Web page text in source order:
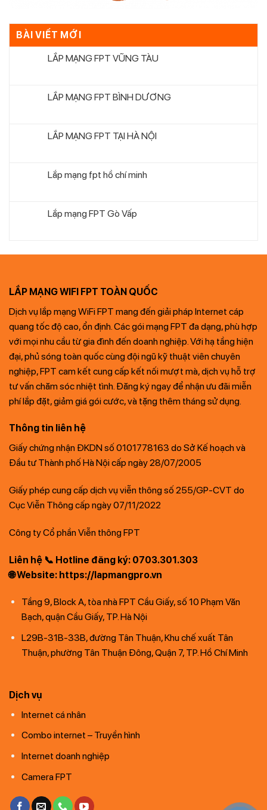
BÀI VIẾT MỚI
LẮP MẠNG FPT VŨNG TÀU
LẮP MẠNG FPT BÌNH DƯƠNG
LẮP MẠNG FPT TẠI HÀ NỘI
Lắp mạng fpt hồ chí minh
Lắp mạng FPT Gò Vấp
LẮP MẠNG WIFI FPT TOÀN QUỐC
Dịch vụ lắp mạng WiFi FPT mang đến giải pháp Internet cáp
quang tốc độ cao, ổn định. Các gói mạng FPT đa dạng, phù hợp
với mọi nhu cầu từ gia đình đến doanh nghiệp. Với hạ tầng hiện
đại, phủ sóng toàn quốc cùng đội ngũ kỹ thuật viên chuyên
nghiệp, FPT cam kết cung cấp kết nối mượt mà, dịch vụ hỗ trợ
tư vấn chăm sóc nhiệt tình. Đăng ký ngay để nhận ưu đãi miễn
phí lắp đặt, giảm giá gói cước, và tặng thêm tháng sử dụng.
Thông tin liên hệ
Giấy chứng nhận ĐKDN số 0101778163 do Sở Kế hoạch và
Đầu tư Thành phố Hà Nội cấp ngày 28/07/2005
Giấy phép cung cấp dịch vụ viễn thông số 255/GP-CVT do
Cục Viễn Thông cấp ngày 07/11/2022
Công ty Cổ phần Viễn thông FPT
Liên hệ 📞 Hotline đăng ký: 0703.301.303
🌐 Website: https://lapmangpro.vn
Tầng 9, Block A, tòa nhà FPT Cầu Giấy, số 10 Phạm Văn
Bạch, quận Cầu Giấy, TP. Hà Nội
L29B-31B-33B, đường Tân Thuận, Khu chế xuất Tân
Thuận, phường Tân Thuận Đông, Quận 7, TP. Hồ Chí Minh
Dịch vụ
Internet cá nhân
Combo internet – Truyền hình
Internet doanh nghiệp
Camera FPT